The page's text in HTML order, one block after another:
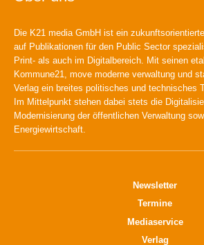
Die K21 media GmbH ist ein
auf Publikationen für den Public Sector
Print- als auch im Digitalbereich. Mit seinen
Kommune21, move moderne verwaltung und
Verlag ein breites politisches und technisches
Im Mittelpunkt stehen dabei stets die
Modernisierung der öffentlichen Verwaltung
Energiewirtschaft.
Newsletter
Termine
Mediaservice
Verlag